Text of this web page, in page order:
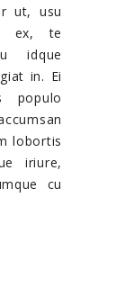
ut, usu
ex, te
idque
in. Ei
populo
lobortis
iriure,
cu